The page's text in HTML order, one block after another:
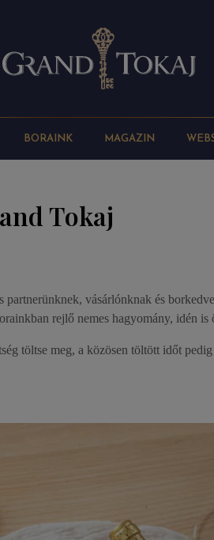
BORAINK MAGAZIN
Tokaj
vásárlónknak és
rejlő nemes hagyomány, idén is
töltse meg, a közösen töltött időt